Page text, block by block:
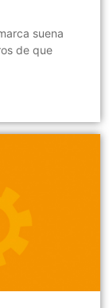
suena
de que